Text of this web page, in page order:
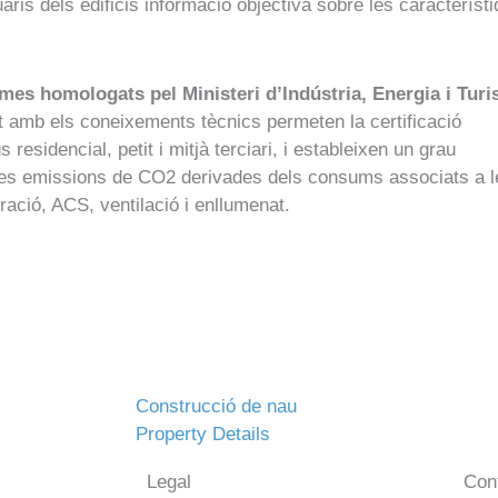
dels edificis informació objectiva sobre les
homologats pel Ministeri d’Indústria, Energia i
amb els coneixements tècnics permeten la certificació
residencial, petit i mitjà terciari, i estableixen un grau
emissions de CO2 derivades dels consums associats a
ACS, ventilació i enllumenat.
Construcció de nau
Property Details
Legal